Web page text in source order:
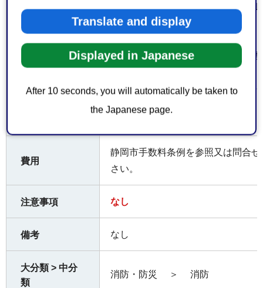
Translate and display
Displayed in Japanese
After 10 seconds, you will automatically be taken to
the Japanese page.
〒421-0301 榛原郡吉田町住吉
署 電話 0548-32-1141
〒421-0523 牧之原市波津191
なし
費用
静岡市手数料条例を参照又は問合
さい。
注意事項 なし
備考 なし
大分類 > 中分
類
消防・防災 ＞ 消防